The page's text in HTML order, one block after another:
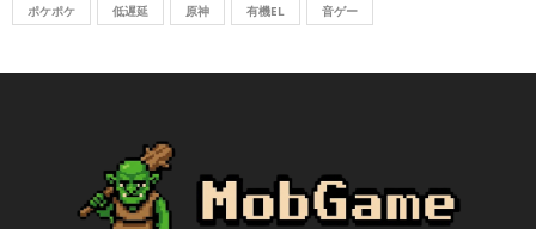
ポケポケ 低遅延 原神 有機EL 音ゲー